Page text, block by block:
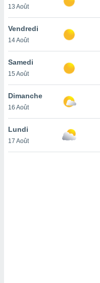
un
la
du
en
de
13 Août
Vendredi
14 Août
Samedi
15 Août
Dimanche
16 Août
Lundi
17 Août